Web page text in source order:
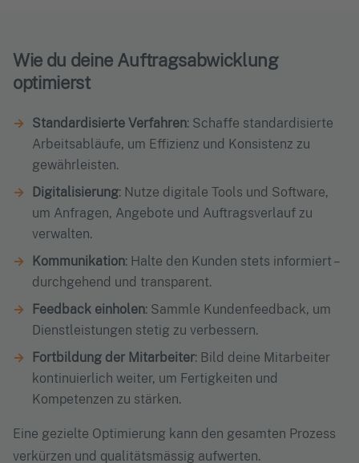
Wie du deine Auftragsabwicklung
optimierst
Standardisierte Verfahren: Schaffe standardisierte
Arbeitsabläufe, um Effizienz und Konsistenz zu
gewährleisten.
Digitalisierung: Nutze digitale Tools und Software,
um Anfragen, Angebote und Auftragsverlauf zu
verwalten.
Kommunikation: Halte den Kunden stets informiert –
durchgehend und transparent.
Feedback einholen: Sammle Kundenfeedback, um
Dienstleistungen stetig zu verbessern.
Fortbildung der Mitarbeiter: Bild deine Mitarbeiter
kontinuierlich weiter, um Fertigkeiten und
Kompetenzen zu stärken.
Eine gezielte Optimierung kann den gesamten Prozess
verkürzen und qualitätsmässig aufwerten.